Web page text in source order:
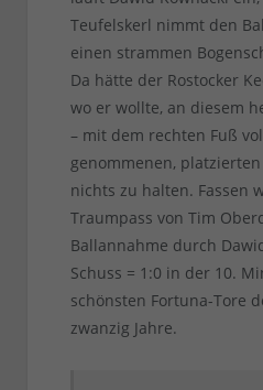
Teufelskerl nimmt den
einen strammen
Da hätte der Rostocker
wo er wollte, an diesem
– mit dem rechten Fuß
genommenen,
nichts zu halten. Fassen
Traumpass von Tim
Ballannahme durch
Schuss = 1:0 in der 10.
schönsten Fortuna-Tore
zwanzig Jahre.